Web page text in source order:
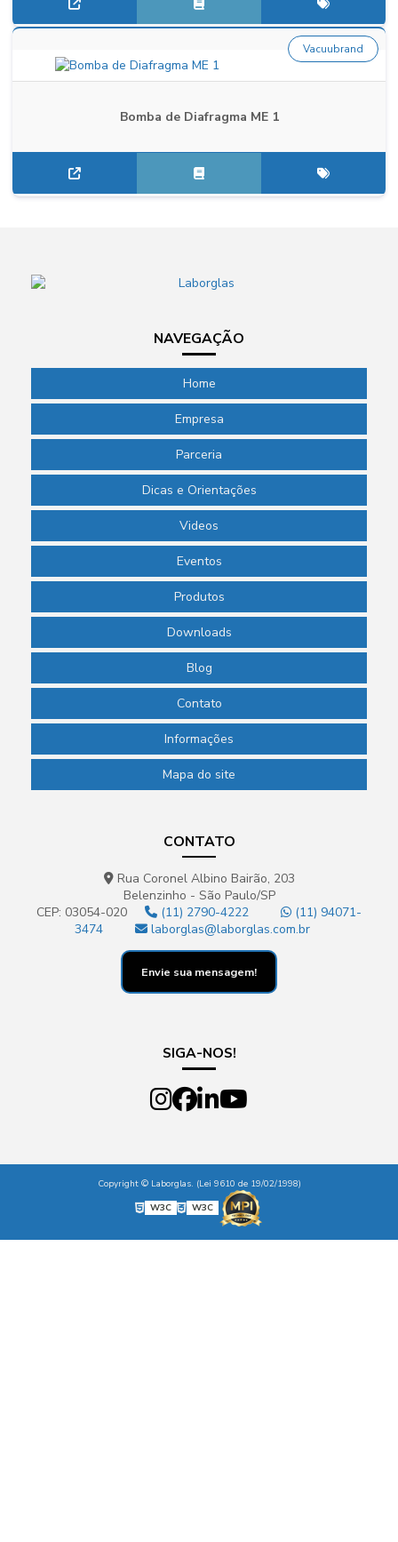
Bomba de Diafragma ME 1
Vacuubrand
NAVEGAÇÃO
Home
Empresa
Parceria
Dicas e Orientações
Videos
Eventos
Produtos
Downloads
Blog
Contato
Informações
Mapa do site
CONTATO
Rua Coronel Albino Bairão, 203
Belenzinho - São Paulo/SP
CEP: 03054-020
(11) 2790-4222
(11) 94071-
3474
laborglas@laborglas.com.br
Envie sua mensagem!
SIGA-NOS!
Copyright © Laborglas. (Lei 9610 de 19/02/1998)
W3C
W3C